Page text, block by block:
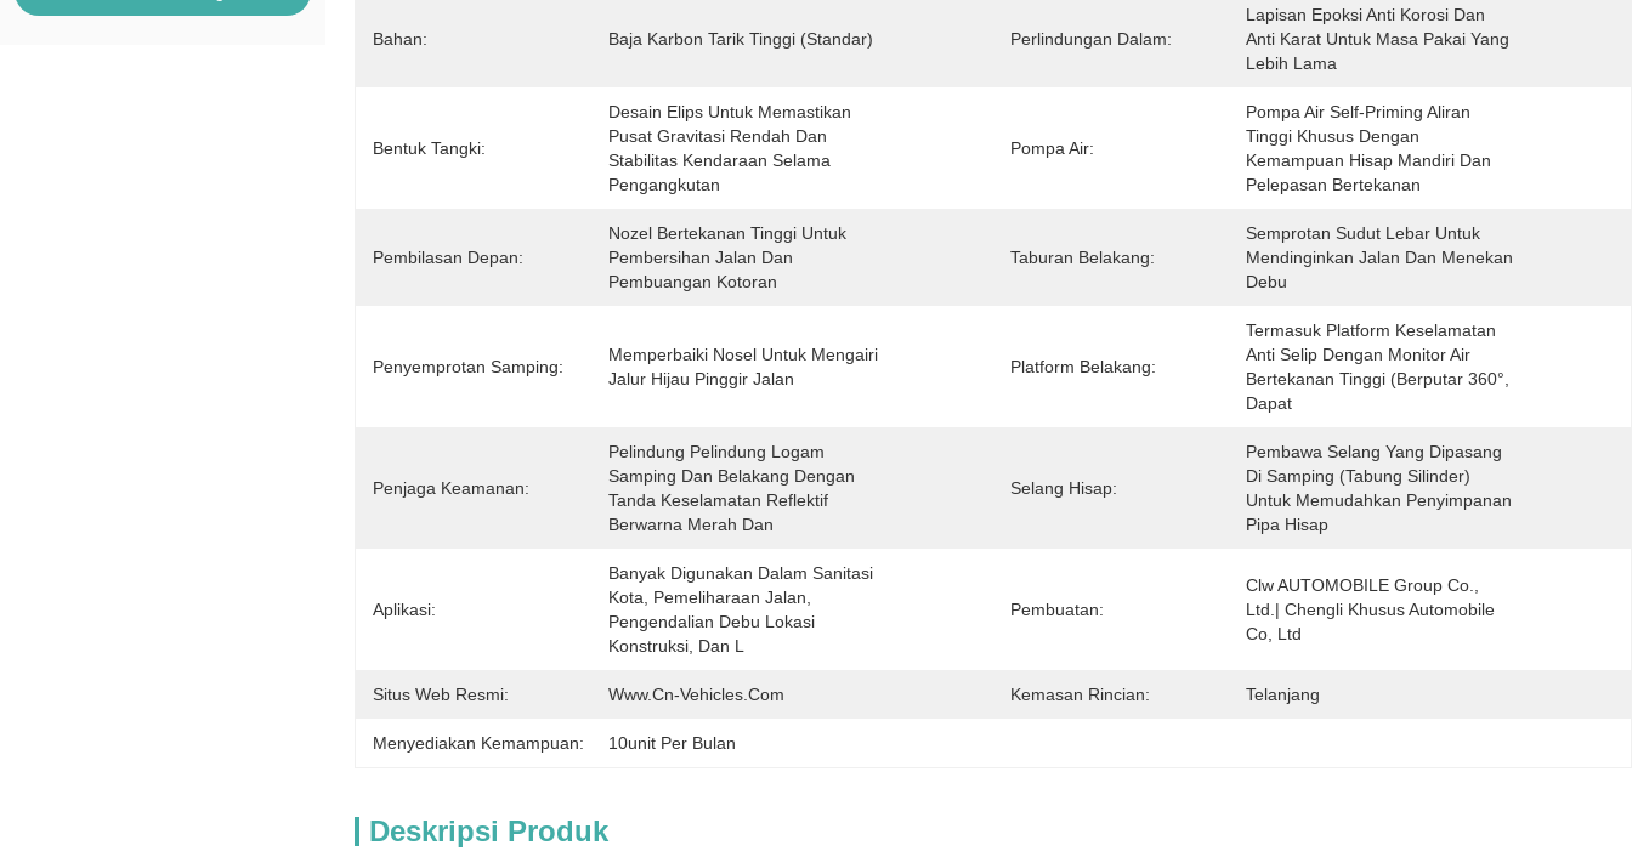
Bahan: Baja Karbon Tarik Tinggi (standar) Perlindungan Dalam:
Lapisan Epoksi Anti Korosi Dan
Anti Karat Untuk Masa Pakai Yang
Lebih Lama
Bentuk Tangki:
Desain Elips Untuk Memastikan
Pusat Gravitasi Rendah Dan
Stabilitas Kendaraan Selama
Pengangkutan
Pompa Air:
Pompa Air Self-Priming Aliran
Tinggi Khusus Dengan
Kemampuan Hisap Mandiri Dan
Pelepasan Bertekanan
Pembilasan Depan:
Nozel Bertekanan Tinggi Untuk
Pembersihan Jalan Dan
Pembuangan Kotoran
Taburan Belakang:
Semprotan Sudut Lebar Untuk
Mendinginkan Jalan Dan Menekan
Debu
Penyemprotan Samping:
Memperbaiki Nosel Untuk Mengairi
Jalur Hijau Pinggir Jalan
Platform Belakang:
Termasuk Platform Keselamatan
Anti Selip Dengan Monitor Air
Bertekanan Tinggi (berputar 360°,
Dapat
Penjaga Keamanan:
Pelindung Pelindung Logam
Samping Dan Belakang Dengan
Tanda Keselamatan Reflektif
Berwarna Merah Dan
Selang Hisap:
Pembawa Selang Yang Dipasang
Di Samping (tabung Silinder)
Untuk Memudahkan Penyimpanan
Pipa Hisap
Aplikasi:
Banyak Digunakan Dalam Sanitasi
Kota, Pemeliharaan Jalan,
Pengendalian Debu Lokasi
Konstruksi, Dan L
Pembuatan:
Clw AUTOMOBILE Group Co.,
Ltd.| Chengli Khusus Automobile
Co, Ltd
Situs Web Resmi: Www.cn-Vehicles.com Kemasan Rincian: Telanjang
Menyediakan Kemampuan: 10unit Per Bulan
Deskripsi Produk